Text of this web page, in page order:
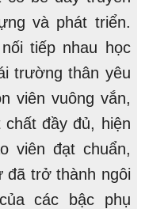
và phát triển.
tiếp nhau học
trường thân yêu
viên vuông vắn,
đầy đủ, hiện
viên đạt chuẩn,
đã trở thành ngôi
các bậc phụ